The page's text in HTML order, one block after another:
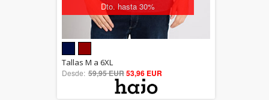
Dto. hasta 30%
out of 5
Tallas M a 6XL
Desde: 59,95 EUR53,96 EUR